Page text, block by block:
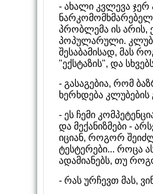
- ახალი კვლევა ჯერ
პრობლემა ის არის,
პოპულარული.
შესაბამისად, მას
"ექსტაზის", და
- გასაგებია, რომ
ხერხდება
- ეს ჩემი
და მექანიზმები -
იციან, როგორ
ტესტერები... როცა
ადამიანებს, თუ
- რას ურჩევთ მას,